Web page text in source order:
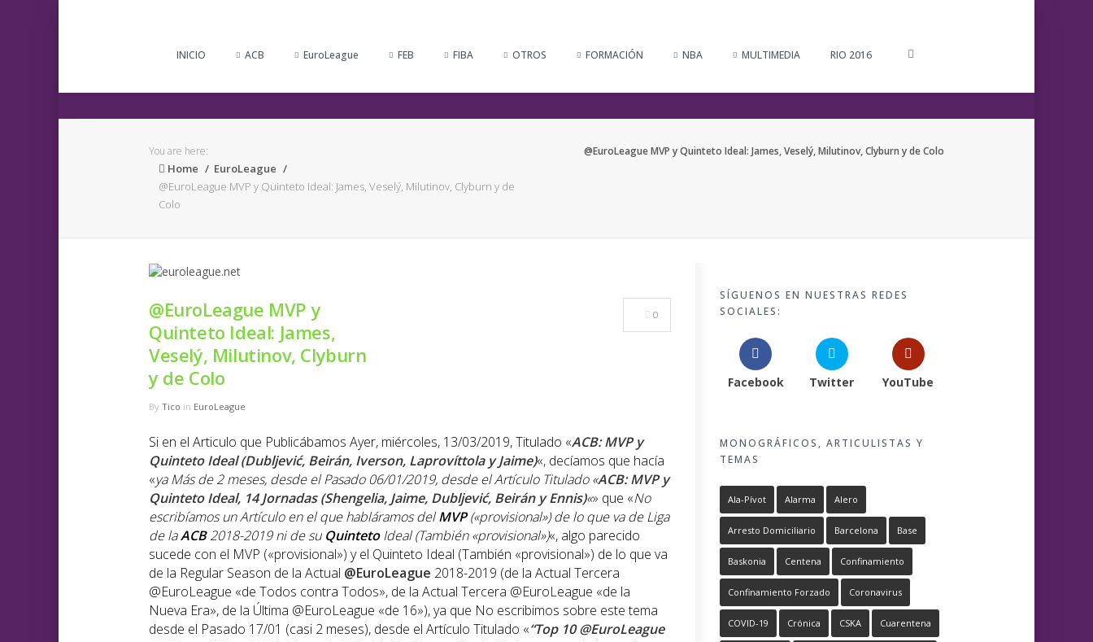
INICIO ACB EuroLeague FEB FIBA OTROS FORMACIÓN NBA MULTIMEDIA RIO 2016
You are here:
Home
EuroLeague
@EuroLeague MVP y Quinteto Ideal: James, Veselý, Milutinov, Clyburn y de
Colo
@EuroLeague MVP y Quinteto Ideal: James, Veselý, Milutinov, Clyburn y de Colo
@EuroLeague MVP y
Quinteto Ideal: James,
Veselý, Milutinov, Clyburn
y de Colo
By Tico in EuroLeague
0
Si en el Articulo que Publicábamos Ayer, miércoles, 13/03/2019, Titulado «ACB: MVP y
Quinteto Ideal (Dubljević, Beirán, Iverson, Laprovíttola y Jaime)«, decíamos que hacía
«ya Más de 2 meses, desde el Pasado 06/01/2019, desde el Artículo Titulado «ACB: MVP y
Quinteto Ideal, 14 Jornadas (Shengelia, Jaime, Dubljević, Beirán y Ennis)«» que «No
escribíamos un Artículo en el que habláramos delMVP(«provisional») de lo que va de Liga
de laACB2018-2019 ni de su QuintetoIdeal (También «provisional»)«, algo parecido
sucede con el MVP («provisional») y el Quinteto Ideal (También «provisional») de lo que va
de la Regular Season de la Actual @EuroLeague 2018-2019 (de la Actual Tercera
@EuroLeague «de Todos contra Todos», de la Actual Tercera @EuroLeague «de la
Nueva Era», de la Última @EuroLeague «de 16»), ya que No escribimos sobre este tema
desde el Pasado 17/01 (casi 2 meses), desde el Artículo Titulado «“Top 10 @EuroLeague
SÍGUENOS EN NUESTRAS REDES
SOCIALES:
Facebook Twitter YouTube
MONOGRÁFICOS, ARTICULISTAS Y
TEMAS
Ala-Pívot Alarma Alero
Arresto Domiciliario Barcelona Base
Baskonia Centena Confinamiento
Confinamiento Forzado Coronavirus
COVID-19 Crónica CSKA Cuarentena